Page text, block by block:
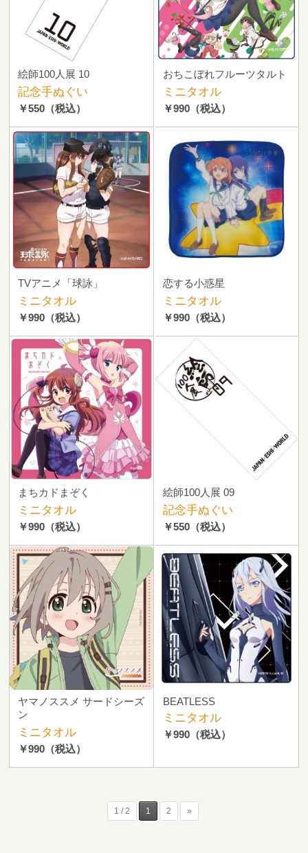
絵師100人展 10
記念手ぬぐい
￥550 （税込）
おちこぼれフルーツタルト
ミニタオル
￥990（税込）
TVアニメ「球詠」
ミニタオル
￥990 （税込）
恋する小惑星
ミニタオル
￥990（税込）
まちカドまぞく
ミニタオル
￥990 （税込）
絵師100人展 09
記念手ぬぐい
￥550（税込）
ヤマノススメ サードシーズ
ン
ミニタオル
￥990 （税込）
BEATLESS
ミニタオル
￥990（税込）
1 / 2 1 2 »